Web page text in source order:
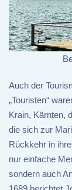
Auch der
„Touristen“
Krain, Kärnten,
die sich zur
Rückkehr in
nur einfache
sondern auch